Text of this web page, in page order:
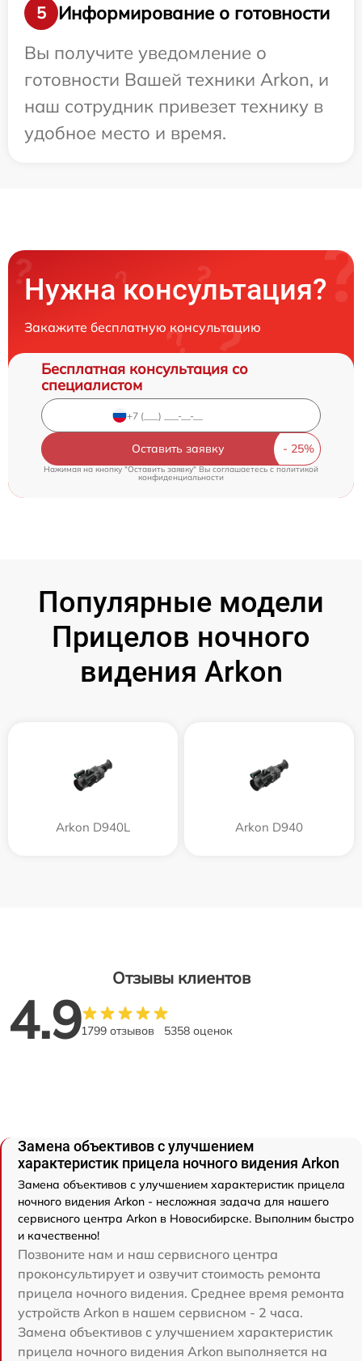
5
Информирование о готовности
Вы получите уведомление о
готовности Вашей техники Arkon, и
наш сотрудник привезет технику в
удобное место и время.
Нужна консультация?
Закажите бесплатную консультацию
Бесплатная консультация со
специалистом
Оставить заявку
Нажимая на кнопку "Оставить заявку" Вы соглашаетесь c политикой
конфиденциальности
Популярные модели
Прицелов ночного
видения Arkon
Arkon D940L Arkon D940
Отзывы клиентов
4.91799 отзывов 5358 оценок
Замена объективов с улучшением
характеристик прицела ночного видения Arkon
Замена объективов с улучшением характеристик прицела
ночного видения Arkon - несложная задача для нашего
сервисного центра Arkon в Новосибирске. Выполним быстро
и качественно!
Позвоните нам и наш сервисного центра
проконсультирует и озвучит стоимость ремонта
прицела ночного видения. Среднее время ремонта
устройств Arkon в нашем сервисном - 2 часа.
Замена объективов с улучшением характеристик
прицела ночного видения Arkon выполняется на